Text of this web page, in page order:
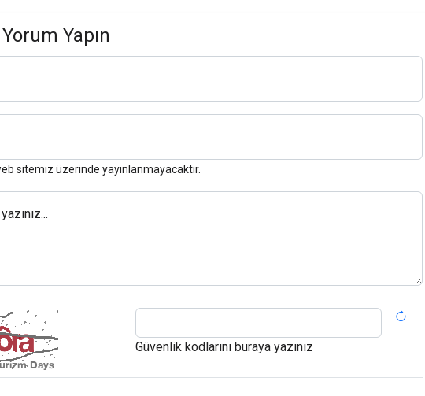
Yapın
sitemiz üzerinde yayınlanmayacaktır.
Güvenlik kodlarını buraya yazınız